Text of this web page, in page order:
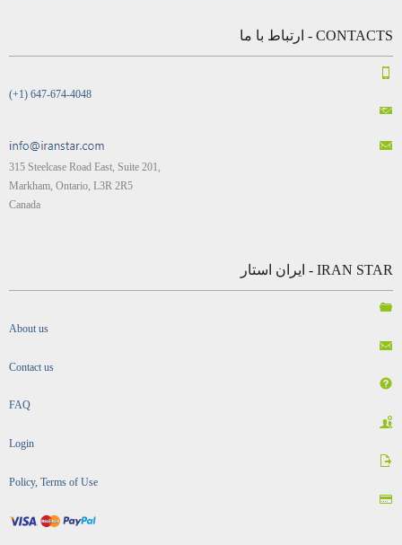
CONTACTS - ارتباط با ما
(+1) 647-674-4048
315 Steelcase Road East, Suite 201,
Markham, Ontario, L3R 2R5
Canada
IRAN STAR - ایران استار
About us
Contact us
FAQ
Login
Policy, Terms of Use